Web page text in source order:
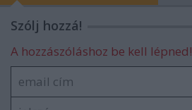
Szólj hozzá!
A hozzászóláshoz be kell lépned!